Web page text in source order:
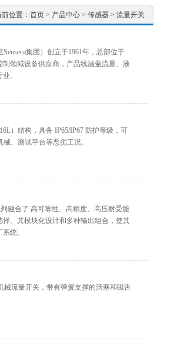
前位置： 首页 > 产品中心 > 传感器 > 流量开关
集团）创立于1961年，总部位于
领域设备供应商，产品线涵盖流量、液
。
）结构，具备 IP65/IP67 防护等级，可
、测试平台等恶劣工况。
融合了 高可靠性、高精度、高压耐受能
。其模块化设计和多种输出组合，使其
统。
械流量开关，带有弹簧支撑的活塞和磁舌